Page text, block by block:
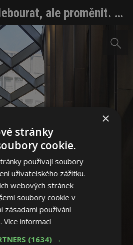
Nebourat, ale proměnit. Pařížská Grande Armée L1 dnes znovu září
×
stránky
cookie.
používají soubory
uživatelského zážitku.
webových stránek
soubory cookie v
zásadami používání
Více informací
(1634) →